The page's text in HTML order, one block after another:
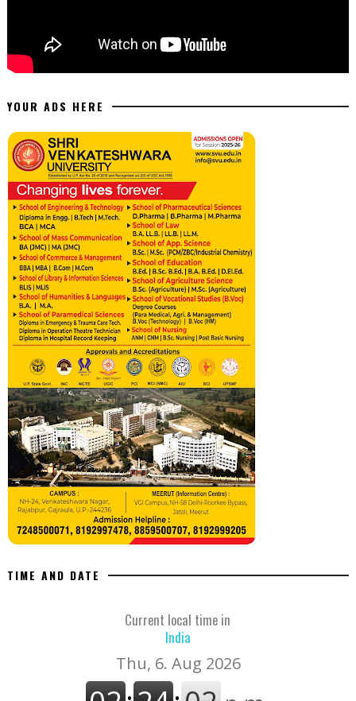
YOUR ADS HERE
TIME AND DATE
Current local time in
India